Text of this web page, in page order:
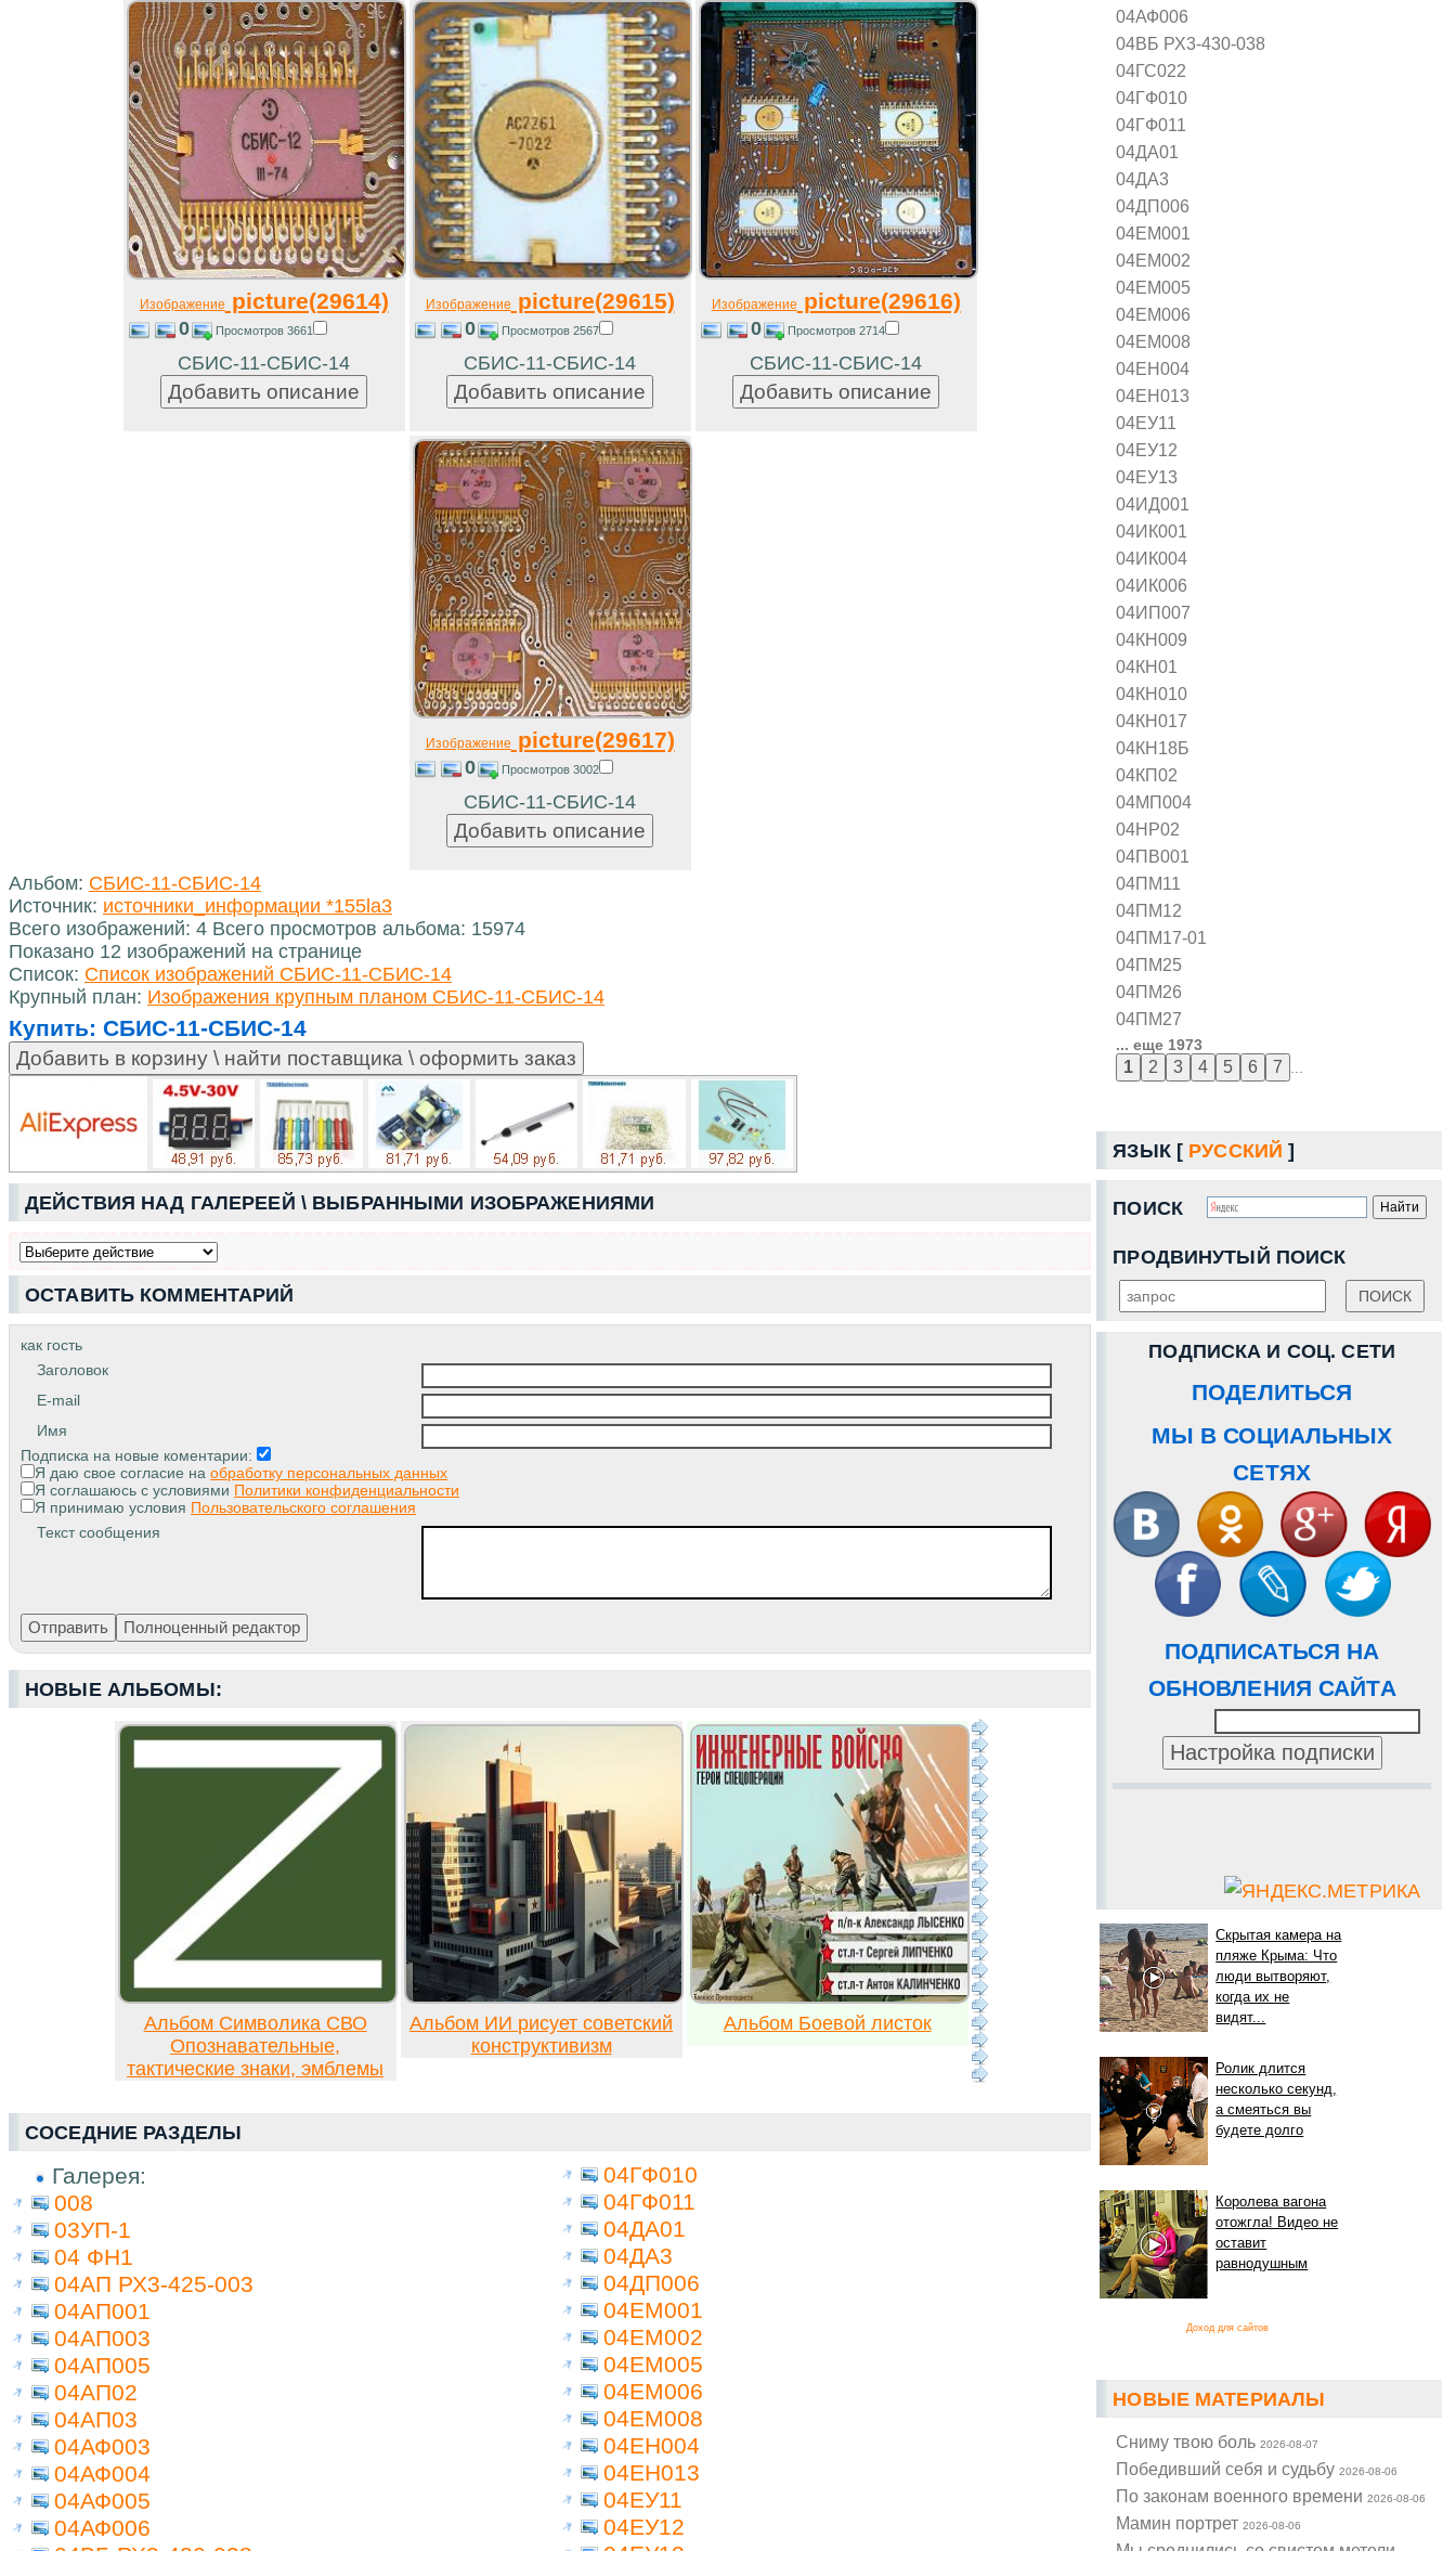
04АФ006
04ВБ РХ3-430-038
04ГС022
04ГФ010
04ГФ011
04ДА01
04ДА3
04ДП006
04ЕМ001
04ЕМ002
04ЕМ005
04ЕМ006
04ЕМ008
04ЕН004
04ЕН013
04ЕУ11
04ЕУ12
04ЕУ13
04ИД001
04ИК001
04ИК004
04ИК006
04ИП007
04КН009
04КН01
04КН010
04КН017
04КН18Б
04КП02
04МП004
04НР02
04ПВ001
04ПМ11
04ПМ12
04ПМ17-01
04ПМ25
04ПМ26
04ПМ27
... еще 1973
ЯЗЫК [ РУССКИЙ ]
ПОИСК
ПРОДВИНУТЫЙ ПОИСК
ПОДПИСКА И СОЦ. СЕТИ
ПОДЕЛИТЬСЯ
МЫ В СОЦИАЛЬНЫХ
СЕТЯХ
ПОДПИСАТЬСЯ НА
ОБНОВЛЕНИЯ САЙТА
Скрытая камера на
пляже Крыма: Что
люди вытворяют,
когда их не
видят...
Ролик длится
несколько секунд,
а смеяться вы
будете долго
Королева вагона
отожгла! Видео не
оставит
равнодушным
Доход для сайтов
НОВЫЕ МАТЕРИАЛЫ
Cниму твою боль2026-08-07
Победивший себя и судьбу2026-08-06
По законам военного времени2026-08-06
Мамин портрет2026-08-06
Изображение picture(29614)
0 Просмотров 3661
СБИС-11-СБИС-14
Изображение picture(29615)
0 Просмотров 2567
СБИС-11-СБИС-14
Изображение picture(29616)
0 Просмотров 2714
СБИС-11-СБИС-14
Изображение picture(29617)
0 Просмотров 3002
СБИС-11-СБИС-14
Альбом: СБИС-11-СБИС-14
Источник: источники_информации *155la3
Всего изображений: 4 Всего просмотров альбома: 15974
Показано 12 изображений на странице
Список: Список изображений СБИС-11-СБИС-14
Крупный план: Изображения крупным планом СБИС-11-СБИС-14
Купить: СБИС-11-СБИС-14
ДЕЙСТВИЯ НАД ГАЛЕРЕЕЙ \ ВЫБРАННЫМИ ИЗОБРАЖЕНИЯМИ
ОСТАВИТЬ КОММЕНТАРИЙ
как гость
Заголовок
E-mail
Имя
Подписка на новые коментарии:
Я даю свое согласие на обработку персональных данных
Я соглашаюсь с условиями Политики конфиденциальности
Я принимаю условия Пользовательского соглашения
Текст сообщения
НОВЫЕ АЛЬБОМЫ:
Альбом Символика СВО
Опознавательные,
тактические знаки, эмблемы
Альбом ИИ рисует советский
конструктивизм
Альбом Боевой листок
СОСЕДНИЕ РАЗДЕЛЫ
Галерея:
008
03УП-1
04 ФН1
04АП РХ3-425-003
04АП001
04АП003
04АП005
04АП02
04АП03
04АФ003
04АФ004
04АФ005
04АФ006
04ГФ010
04ГФ011
04ДА01
04ДА3
04ДП006
04ЕМ001
04ЕМ002
04ЕМ005
04ЕМ006
04ЕМ008
04ЕН004
04ЕН013
04ЕУ11
04ЕУ12